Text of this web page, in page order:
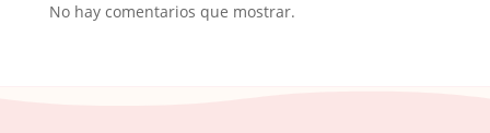
No hay comentarios que mostrar.